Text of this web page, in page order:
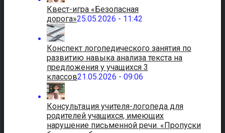
Квест-игра «Безопасная
дорога»25.05.2026 - 11:42
Конспект логопедического занятия по
развитию навыка анализа текста на
предложения у учащихся 3
классов21.05.2026 - 09:06
Консультация учителя-логопеда для
родителей учащихся, имеющих
нарушение письменной речи. «Пропуски